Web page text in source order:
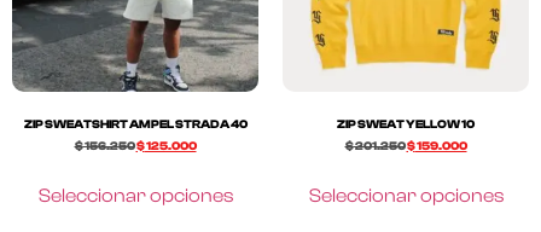
ZIP SWEATSHIRT AMPEL STRADA 40
$156.250$125.000
Seleccionar opciones
ZIP SWEAT YELLOW 10
$201.250$159.000
Seleccionar opciones